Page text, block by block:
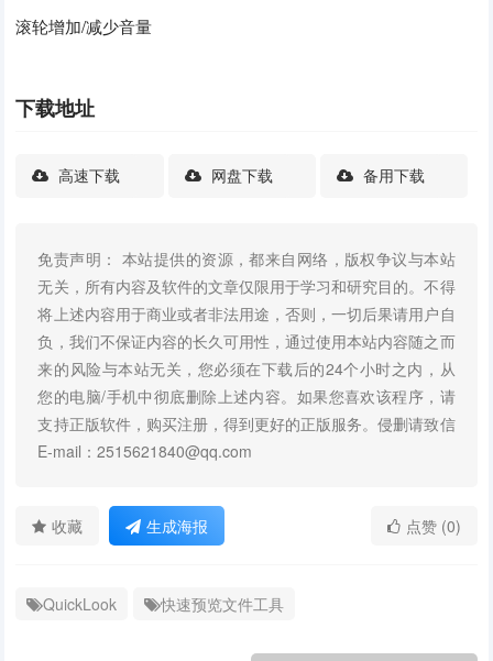
滚轮增加/减少音量
下载地址
高速下载 网盘下载 备用下载
免责声明： 本站提供的资源，都来自网络，版权争议与本站
无关，所有内容及软件的文章仅限用于学习和研究目的。不得
将上述内容用于商业或者非法用途，否则，一切后果请用户自
负，我们不保证内容的长久可用性，通过使用本站内容随之而
来的风险与本站无关，您必须在下载后的24个小时之内，从
您的电脑/手机中彻底删除上述内容。如果您喜欢该程序，请
支持正版软件，购买注册，得到更好的正版服务。侵删请致信
E-mail：2515621840@qq.com
收藏 生成海报 点赞 (0)
QuickLook 快速预览文件工具